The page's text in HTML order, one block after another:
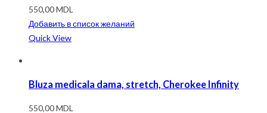
550,00MDL
Добавить в список желаний
Quick View
Bluza medicala dama, stretch, Cherokee Infinity
550,00MDL